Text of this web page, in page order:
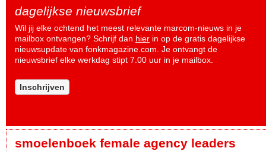
dagelijkse nieuwsbrief
Wil jij elke ochtend het meest relevante marcom-nieuws in je
mailbox ontvangen? Schrijf dan hier in op de gratis dagelijkse
nieuwsupdate van fonkmagazine.com. Je ontvangt de
nieuwsbrief elke werkdag stipt 7.00 uur in je mailbox.
Inschrijven
smoelenboek female agency leaders